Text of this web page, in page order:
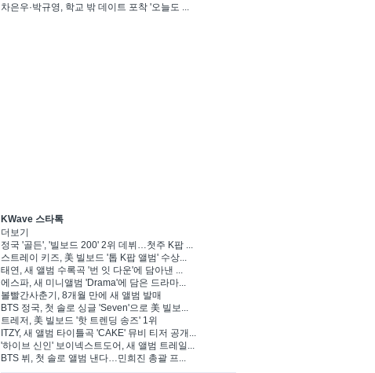
차은우·박규영, 학교 밖 데이트 포착 '오늘도 ...
KWave 스타톡
더보기
정국 '골든', '빌보드 200' 2위 데뷔…첫주 K팝 ...
스트레이 키즈, 美 빌보드 '톱 K팝 앨범' 수상...
태연, 새 앨범 수록곡 '번 잇 다운'에 담아낸 ...
에스파, 새 미니앨범 'Drama'에 담은 드라마...
볼빨간사춘기, 8개월 만에 새 앨범 발매
BTS 정국, 첫 솔로 싱글 'Seven'으로 美 빌보...
트레저, 美 빌보드 '핫 트렌딩 송즈' 1위
ITZY, 새 앨범 타이틀곡 'CAKE' 뮤비 티저 공개...
'하이브 신인' 보이넥스트도어, 새 앨범 트레일...
BTS 뷔, 첫 솔로 앨범 낸다…민희진 총괄 프...